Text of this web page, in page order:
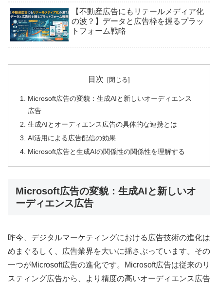
【不動産広告にもリテールメディア化
の波？】データと広告枠を握るプラッ
トフォーム戦略
目次
Microsoft広告の変貌：生成AIと新しいオーディエンス
広告
生成AIとオーディエンス広告の具体的な連携とは
AI活用による広告配信の効果
Microsoft広告と生成AIの関係性の関係性を理解する
Microsoft広告の変貌：生成AIと新しいオ
ーディエンス広告
昨今、デジタルマーケティングにおける広告技術の進化は
めまぐるしく、広告業界を大いに揺さぶっています。その
一つがMicrosoft広告の進化です。Microsoft広告は従来のリ
スティング広告から、より精度の高いオーディエンス広告